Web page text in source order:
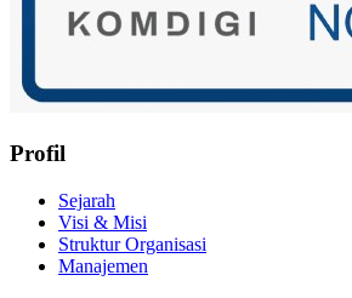
Profil
Sejarah
Visi & Misi
Struktur Organisasi
Manajemen